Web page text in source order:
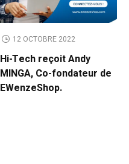
12 OCTOBRE 2022
Hi-Tech reçoit Andy
MINGA, Co-fondateur de
EWenzeShop.